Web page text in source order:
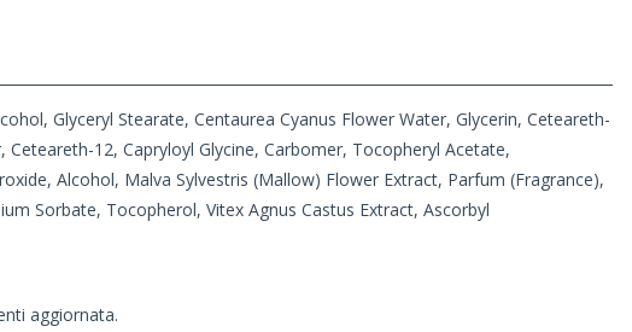
Glyceryl Stearate, Centaurea Cyanus Flower Water, Glycerin, Ceteareth-
12, Capryloyl Glycine, Carbomer, Tocopheryl Acetate,
Alcohol, Malva Sylvestris (Mallow) Flower Extract, Parfum (Fragrance),
Sorbate, Tocopherol, Vitex Agnus Castus Extract, Ascorbyl
aggiornata.